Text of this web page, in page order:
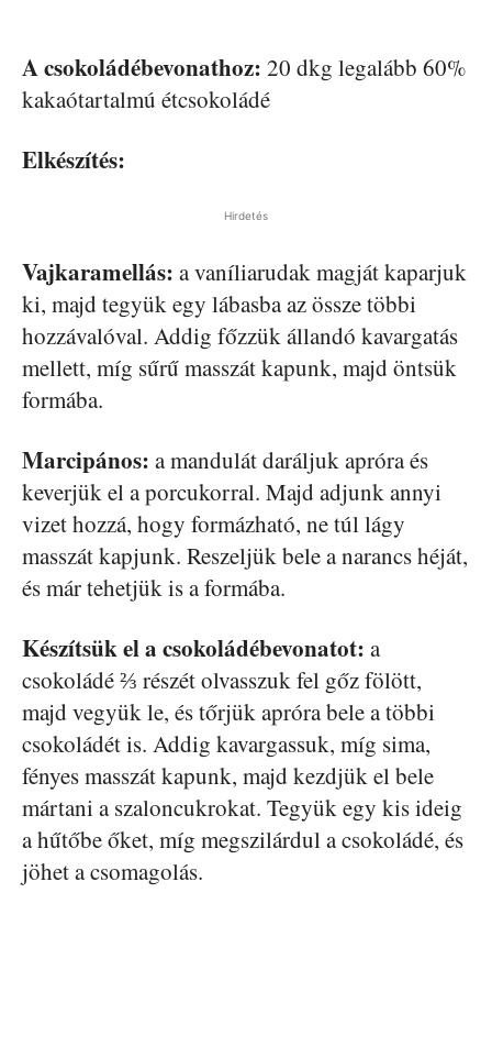
A csokoládébevonathoz: 20 dkg legalább 60%
kakaótartalmú étcsokoládé
Elkészítés:
Hirdetés
Vajkaramellás: a vaníliarudak magját kaparjuk
ki, majd tegyük egy lábasba az össze többi
hozzávalóval. Addig főzzük állandó kavargatás
mellett, míg sűrű masszát kapunk, majd öntsük
formába.
Marcipános: a mandulát daráljuk apróra és
keverjük el a porcukorral. Majd adjunk annyi
vizet hozzá, hogy formázható, ne túl lágy
masszát kapjunk. Reszeljük bele a narancs héját,
és már tehetjük is a formába.
Készítsük el a csokoládébevonatot: a
csokoládé ⅔ részét olvasszuk fel gőz fölött,
majd vegyük le, és tőrjük apróra bele a többi
csokoládét is. Addig kavargassuk, míg sima,
fényes masszát kapunk, majd kezdjük el bele
mártani a szaloncukrokat. Tegyük egy kis ideig
a hűtőbe őket, míg megszilárdul a csokoládé, és
jöhet a csomagolás.